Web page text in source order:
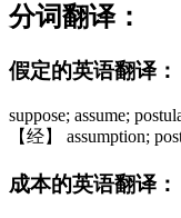
分词翻译：
假定的英语翻译：
suppose; assume;
【经】 assumption;
成本的英语翻译：